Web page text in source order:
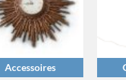
Accessoires